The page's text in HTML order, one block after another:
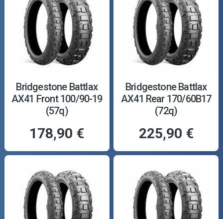
Bridgestone Battlax
AX41 Front 100/90-19
(57q)
178,90 €
Bridgestone Battlax
AX41 Rear 170/60B17
(72q)
225,90 €